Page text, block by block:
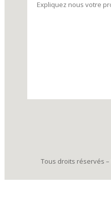
Tous droits réservés –